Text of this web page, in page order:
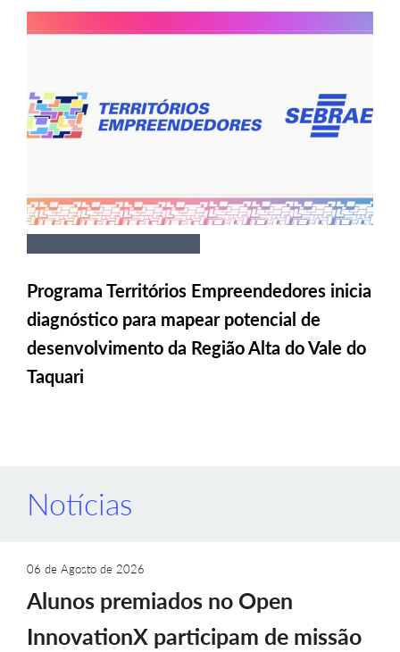
Programa Territórios Empreendedores inicia
diagnóstico para mapear potencial de
desenvolvimento da Região Alta do Vale do
Taquari
Notícias
06 de Agosto de 2026
Alunos premiados no Open
InnovationX participam de missão